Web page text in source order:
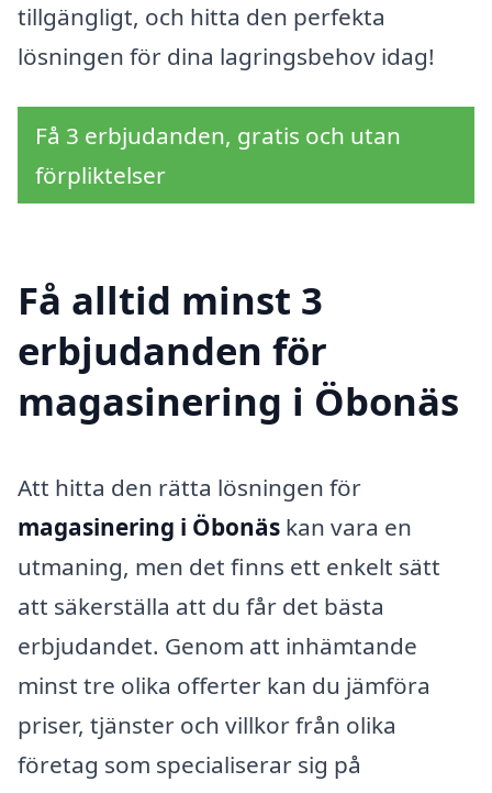
tillgängligt, och hitta den perfekta
lösningen för dina lagringsbehov idag!
Få 3 erbjudanden, gratis och utan
förpliktelser
Få alltid minst 3
erbjudanden för
magasinering i Öbonäs
Att hitta den rätta lösningen för
magasinering i Öbonäs kan vara en
utmaning, men det finns ett enkelt sätt
att säkerställa att du får det bästa
erbjudandet. Genom att inhämtande
minst tre olika offerter kan du jämföra
priser, tjänster och villkor från olika
företag som specialiserar sig på